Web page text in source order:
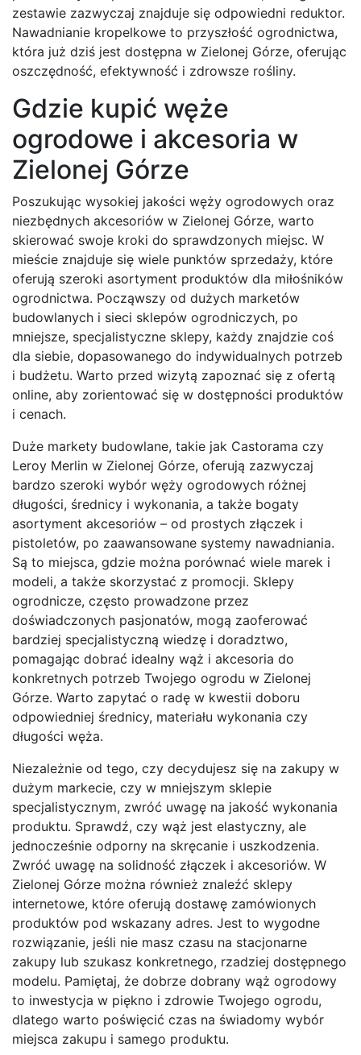
zestawie zazwyczaj znajduje się odpowiedni reduktor.
Nawadnianie kropelkowe to przyszłość ogrodnictwa,
która już dziś jest dostępna w Zielonej Górze, oferując
oszczędność, efektywność i zdrowsze rośliny.
Gdzie kupić węże
ogrodowe i akcesoria w
Zielonej Górze
Poszukując wysokiej jakości węży ogrodowych oraz
niezbędnych akcesoriów w Zielonej Górze, warto
skierować swoje kroki do sprawdzonych miejsc. W
mieście znajduje się wiele punktów sprzedaży, które
oferują szeroki asortyment produktów dla miłośników
ogrodnictwa. Począwszy od dużych marketów
budowlanych i sieci sklepów ogrodniczych, po
mniejsze, specjalistyczne sklepy, każdy znajdzie coś
dla siebie, dopasowanego do indywidualnych potrzeb
i budżetu. Warto przed wizytą zapoznać się z ofertą
online, aby zorientować się w dostępności produktów
i cenach.
Duże markety budowlane, takie jak Castorama czy
Leroy Merlin w Zielonej Górze, oferują zazwyczaj
bardzo szeroki wybór węży ogrodowych różnej
długości, średnicy i wykonania, a także bogaty
asortyment akcesoriów – od prostych złączek i
pistoletów, po zaawansowane systemy nawadniania.
Są to miejsca, gdzie można porównać wiele marek i
modeli, a także skorzystać z promocji. Sklepy
ogrodnicze, często prowadzone przez
doświadczonych pasjonatów, mogą zaoferować
bardziej specjalistyczną wiedzę i doradztwo,
pomagając dobrać idealny wąż i akcesoria do
konkretnych potrzeb Twojego ogrodu w Zielonej
Górze. Warto zapytać o radę w kwestii doboru
odpowiedniej średnicy, materiału wykonania czy
długości węża.
Niezależnie od tego, czy decydujesz się na zakupy w
dużym markecie, czy w mniejszym sklepie
specjalistycznym, zwróć uwagę na jakość wykonania
produktu. Sprawdź, czy wąż jest elastyczny, ale
jednocześnie odporny na skręcanie i uszkodzenia.
Zwróć uwagę na solidność złączek i akcesoriów. W
Zielonej Górze można również znaleźć sklepy
internetowe, które oferują dostawę zamówionych
produktów pod wskazany adres. Jest to wygodne
rozwiązanie, jeśli nie masz czasu na stacjonarne
zakupy lub szukasz konkretnego, rzadziej dostępnego
modelu. Pamiętaj, że dobrze dobrany wąż ogrodowy
to inwestycja w piękno i zdrowie Twojego ogrodu,
dlatego warto poświęcić czas na świadomy wybór
miejsca zakupu i samego produktu.